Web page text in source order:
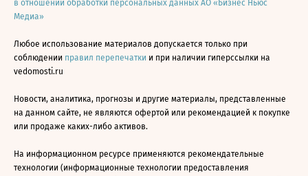
в отношении обработки персональных данных АО «Бизнес Ньюс
Медиа»
Любое использование материалов допускается только при
соблюдении правил перепечатки и при наличии гиперссылки на
vedomosti.ru
Новости, аналитика, прогнозы и другие материалы, представленные
на данном сайте, не являются офертой или рекомендацией к покупке
или продаже каких-либо активов.
На информационном ресурсе применяются рекомендательные
технологии (информационные технологии предоставления